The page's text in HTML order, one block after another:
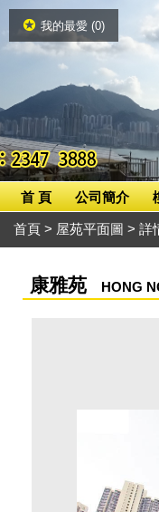
我的最愛 (0)
首 頁 公司簡介
首頁 > 屋苑平面圖 > 詳
康雅苑 HONG